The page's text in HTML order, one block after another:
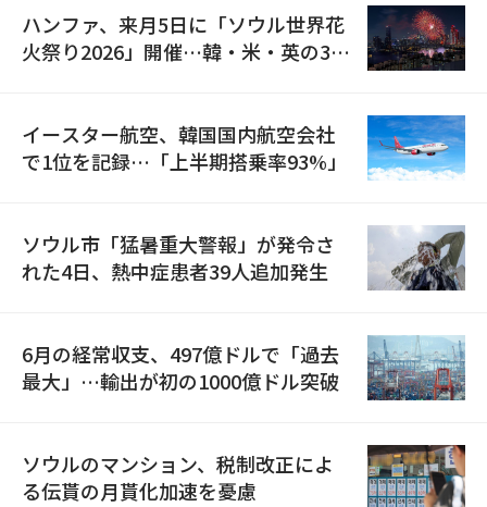
ハンファ、来月5日に「ソウル世界花
火祭り2026」開催…韓・米・英の3カ
イースター航空、韓国国内航空会社
で1位を記録…「上半期搭乗率93%」
ソウル市「猛暑重大警報」が発令さ
れた4日、熱中症患者39人追加発生
6月の経常収支、497億ドルで「過去
最大」…輸出が初の1000億ドル突破
ソウルのマンション、税制改正によ
る伝貰の月貰化加速を憂慮